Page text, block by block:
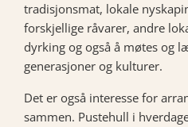
tradisjonsmat, lokale
forskjellige råvarer, andre
dyrking og også å møtes og
generasjoner og kulturer.
Det er også interesse for
sammen. Pustehull i